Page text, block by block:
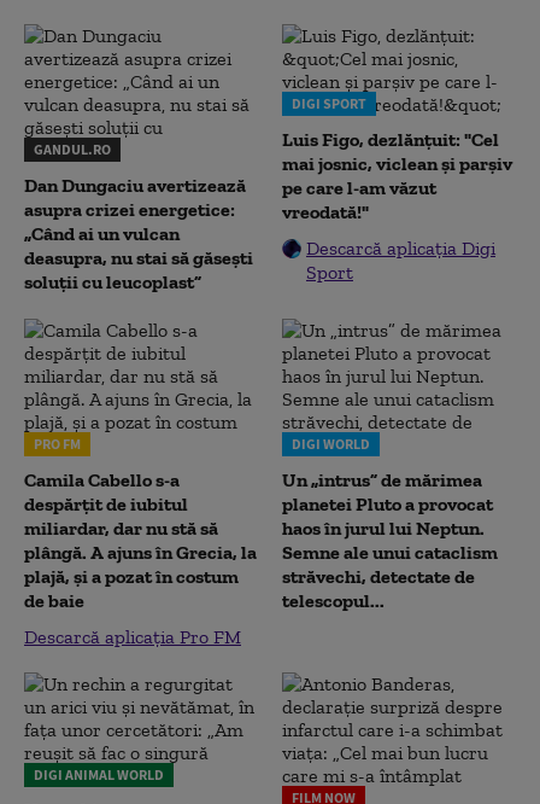
GANDUL.RO
Dan Dungaciu avertizează
asupra crizei energetice:
„Când ai un vulcan
deasupra, nu stai să găsești
soluții cu leucoplast”
DIGI SPORT
Luis Figo, dezlănțuit: "Cel
mai josnic, viclean și parșiv
pe care l-am văzut
vreodată!"
Descarcă aplicația Digi
Sport
PRO FM
Camila Cabello s-a
despărțit de iubitul
miliardar, dar nu stă să
plângă. A ajuns în Grecia, la
plajă, și a pozat în costum
de baie
Descarcă aplicația Pro FM
DIGI WORLD
Un „intrus” de mărimea
planetei Pluto a provocat
haos în jurul lui Neptun.
Semne ale unui cataclism
străvechi, detectate de
telescopul...
DIGI ANIMAL WORLD
FILM NOW